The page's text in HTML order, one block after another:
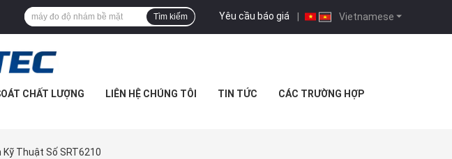
Vietnamese
Yêu cầu báo giá |
Tìm kiếm
CHẤT LƯỢNG LIÊN HỆ CHÚNG TÔI TIN TỨC CÁC TRƯỜNG HỢP
Thuật Số SRT6210